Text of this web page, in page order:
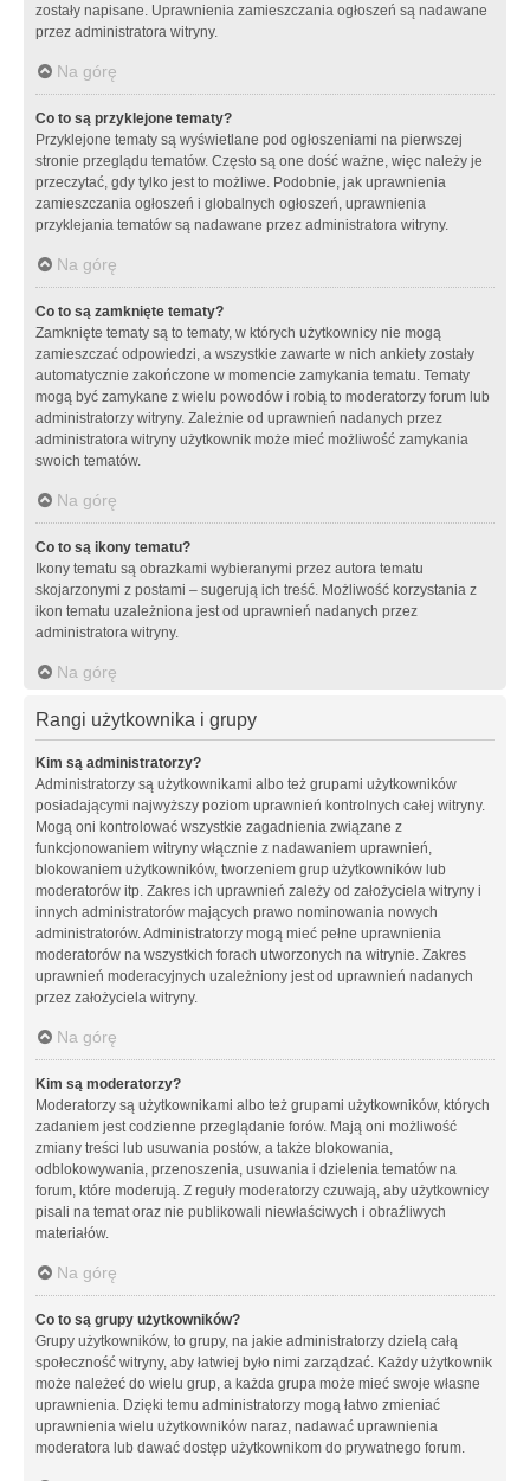
zostały napisane. Uprawnienia zamieszczania ogłoszeń są nadawane
przez administratora witryny.
Na górę
Co to są przyklejone tematy?
Przyklejone tematy są wyświetlane pod ogłoszeniami na pierwszej
stronie przeglądu tematów. Często są one dość ważne, więc należy je
przeczytać, gdy tylko jest to możliwe. Podobnie, jak uprawnienia
zamieszczania ogłoszeń i globalnych ogłoszeń, uprawnienia
przyklejania tematów są nadawane przez administratora witryny.
Na górę
Co to są zamknięte tematy?
Zamknięte tematy są to tematy, w których użytkownicy nie mogą
zamieszczać odpowiedzi, a wszystkie zawarte w nich ankiety zostały
automatycznie zakończone w momencie zamykania tematu. Tematy
mogą być zamykane z wielu powodów i robią to moderatorzy forum lub
administratorzy witryny. Zależnie od uprawnień nadanych przez
administratora witryny użytkownik może mieć możliwość zamykania
swoich tematów.
Na górę
Co to są ikony tematu?
Ikony tematu są obrazkami wybieranymi przez autora tematu
skojarzonymi z postami – sugerują ich treść. Możliwość korzystania z
ikon tematu uzależniona jest od uprawnień nadanych przez
administratora witryny.
Na górę
Rangi użytkownika i grupy
Kim są administratorzy?
Administratorzy są użytkownikami albo też grupami użytkowników
posiadającymi najwyższy poziom uprawnień kontrolnych całej witryny.
Mogą oni kontrolować wszystkie zagadnienia związane z
funkcjonowaniem witryny włącznie z nadawaniem uprawnień,
blokowaniem użytkowników, tworzeniem grup użytkowników lub
moderatorów itp. Zakres ich uprawnień zależy od założyciela witryny i
innych administratorów mających prawo nominowania nowych
administratorów. Administratorzy mogą mieć pełne uprawnienia
moderatorów na wszystkich forach utworzonych na witrynie. Zakres
uprawnień moderacyjnych uzależniony jest od uprawnień nadanych
przez założyciela witryny.
Na górę
Kim są moderatorzy?
Moderatorzy są użytkownikami albo też grupami użytkowników, których
zadaniem jest codzienne przeglądanie forów. Mają oni możliwość
zmiany treści lub usuwania postów, a także blokowania,
odblokowywania, przenoszenia, usuwania i dzielenia tematów na
forum, które moderują. Z reguły moderatorzy czuwają, aby użytkownicy
pisali na temat oraz nie publikowali niewłaściwych i obraźliwych
materiałów.
Na górę
Co to są grupy użytkowników?
Grupy użytkowników, to grupy, na jakie administratorzy dzielą całą
społeczność witryny, aby łatwiej było nimi zarządzać. Każdy użytkownik
może należeć do wielu grup, a każda grupa może mieć swoje własne
uprawnienia. Dzięki temu administratorzy mogą łatwo zmieniać
uprawnienia wielu użytkowników naraz, nadawać uprawnienia
moderatora lub dawać dostęp użytkownikom do prywatnego forum.